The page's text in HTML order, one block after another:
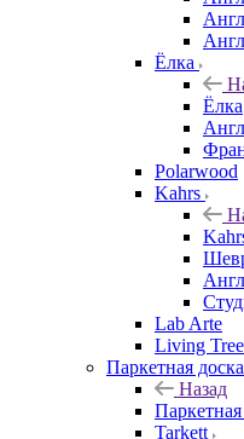
Ёлка
Ёлка
Polarwood
Kahrs
Lab Arte
Living Tree
Паркетная доска
Назад
Паркетная
Tarkett